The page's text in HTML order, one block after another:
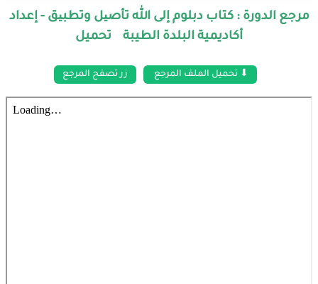
مرجع الدورة : كتاب دبلوم إلى الله تأصیل وتطبیق - إعداد
أكاديمية البلدة الطيبة تحميل
⬇ تحميل الملف المرجع زر تصفح المرجع